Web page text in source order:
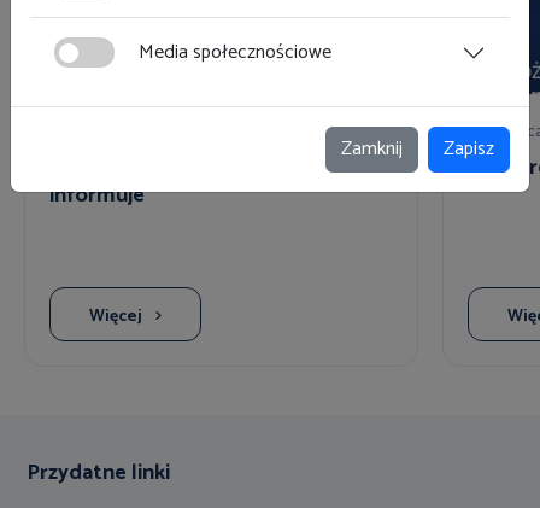
informuje
Więcej
10
Przydatne linki
Media społecznościowe
Zamknij Zapisz